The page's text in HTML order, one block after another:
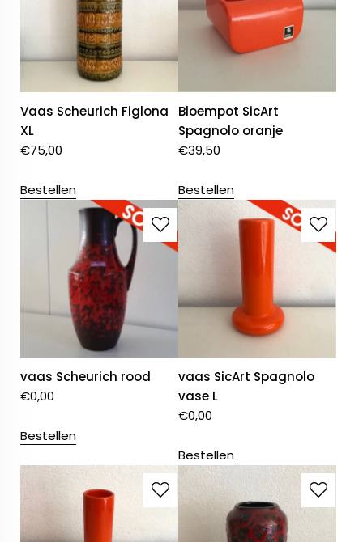
Vaas Scheurich Figlona
XL
€75,00
Bestellen
Bloempot SicArt
Spagnolo oranje
€39,50
Bestellen
vaas Scheurich rood
€0,00
Bestellen
vaas SicArt Spagnolo
vase L
€0,00
Bestellen